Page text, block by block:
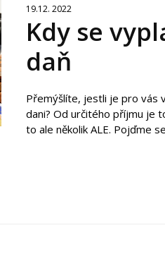
19.12. 2022
Kdy se
daň
Přemýšlíte, jestli je pro vás
dani? Od určitého příjmu je
to ale několik ALE. Pojďme